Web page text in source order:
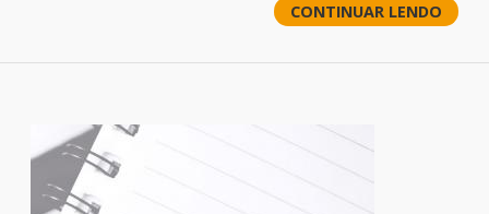
CONTINUAR LENDO